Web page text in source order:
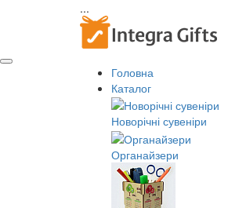
...
Головна
Каталог
Новорічні сувеніри
Органайзери